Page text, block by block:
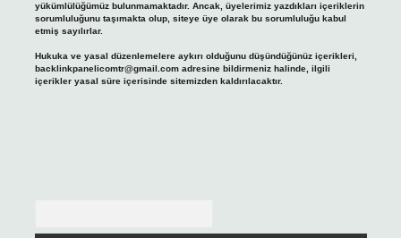
yükümlülüğümüz bulunmamaktadır. Ancak, üyelerimiz yazdıkları içeriklerin
sorumluluğunu taşımakta olup, siteye üye olarak bu sorumluluğu kabul
etmiş sayılırlar.
Hukuka ve yasal düzenlemelere aykırı olduğunu düşündüğünüz içerikleri,
backlinkpanelicomtr@gmail.comadresine bildirmeniz halinde, ilgili
içerikler yasal süre içerisinde sitemizden kaldırılacaktır.